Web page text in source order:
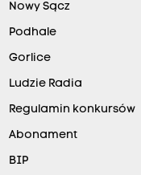
Nowy Sącz
Podhale
Gorlice
Ludzie Radia
Regulamin konkursów
Abonament
BIP